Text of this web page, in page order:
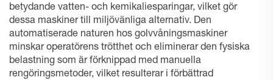
betydande vatten- och kemikaliesparingar, vilket gör
dessa maskiner till miljövänliga alternativ. Den
automatiserade naturen hos golvvåningsmaskiner
minskar operatörens trötthet och eliminerar den fysiska
belastning som är förknippad med manuella
rengöringsmetoder, vilket resulterar i förbättrad